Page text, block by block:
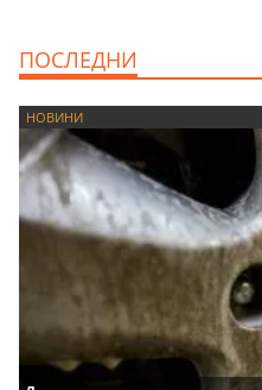
ПОСЛЕДНИ
НОВИНИ